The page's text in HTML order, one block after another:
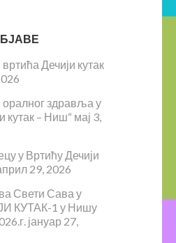
Дечији кутак
оралног здравља у
кутак – Ниш“ мај 3,
у Вртићу Дечији
29, 2026
Свети Сава у
КУТАК-1 у Нишу
јануар 27,